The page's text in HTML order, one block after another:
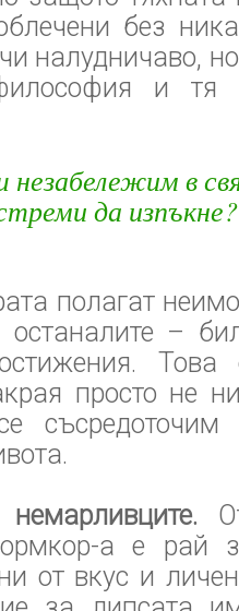
без
налудничаво,
и
в
да изпъкне?
полагат
–
Това
просто не
съсредоточим
а е рай
от вкус и